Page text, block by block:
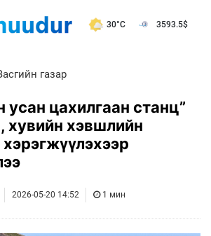
30°C 3593.5$
газар
усан цахилгаан станц”
хувийн хэвшлийн
2026-05-20 14:52 1 мин